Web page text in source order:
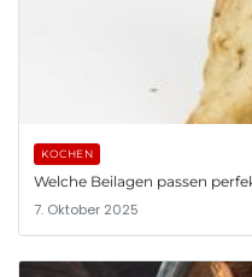
KOCHEN
Welche Beilagen passen
7. Oktober 2025